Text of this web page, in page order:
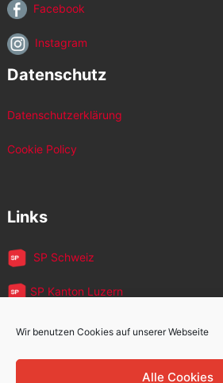
Wir benutzen Cookies auf unserer Webseite
Alle Cookies
Facebook
Instagram
Datenschutz
Datenschutzerklärung
Cookie Policy
Links
SP Schweiz
SP Kanton Luzern
JUSO Luzern
SP MigrantInnen